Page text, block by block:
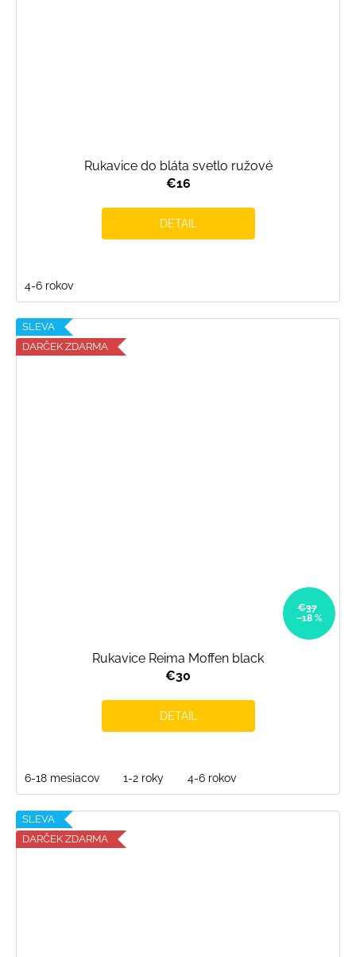
Rukavice do bláta svetlo ružové
€16
DETAIL
4-6 rokov
SLEVA
DARČEK ZDARMA
€37
–18 %
Rukavice Reima Moffen black
€30
DETAIL
6-18 mesiacov 1-2 roky 4-6 rokov
SLEVA
DARČEK ZDARMA